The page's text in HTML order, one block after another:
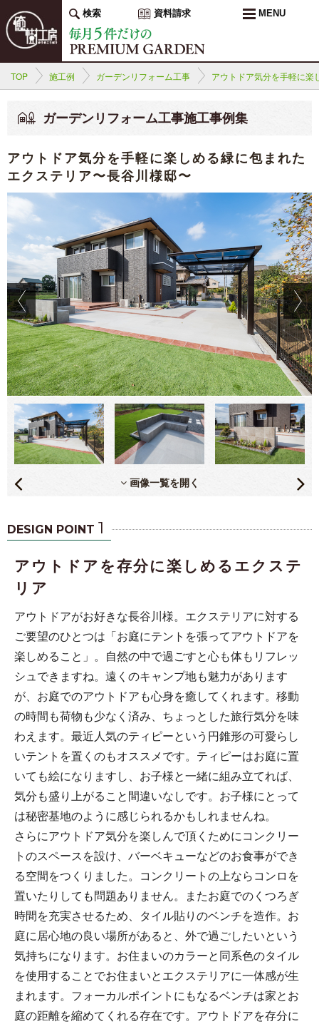
検索 資料請求 MENU
TOP 施工例 ガーデンリフォーム工事 アウトドア気分を手軽に楽
ガーデンリフォーム工事施工事例集
アウトドア気分を手軽に楽しめる緑に包まれた
エクステリア〜長谷川様邸〜
画像一覧を開く
DESIGN POINT 1
アウトドアを存分に楽しめるエクステ
リア
アウトドアがお好きな長谷川様。エクステリアに対する
ご要望のひとつは「お庭にテントを張ってアウトドアを
楽しめること」。自然の中で過ごすと心も体もリフレッ
シュできますね。遠くのキャンプ地も魅力があります
が、お庭でのアウトドアも心身を癒してくれます。移動
の時間も荷物も少なく済み、ちょっとした旅行気分を味
わえます。最近人気のティピーという円錐形の可愛らし
いテントを置くのもオススメです。ティピーはお庭に置
いても絵になりますし、お子様と一緒に組み立てれば、
気分も盛り上がること間違いなしです。お子様にとって
は秘密基地のように感じられるかもしれませんね。
さらにアウトドア気分を楽しんで頂くためにコンクリー
トのスペースを設け、バーベキューなどのお食事ができ
る空間をつくりました。コンクリートの上ならコンロを
置いたりしても問題ありません。またお庭でのくつろぎ
時間を充実させるため、タイル貼りのベンチを造作。お
庭に居心地の良い場所があると、外で過ごしたいという
気持ちになります。お住まいのカラーと同系色のタイル
を使用することでお住まいとエクステリアに一体感が生
まれます。フォーカルポイントにもなるベンチは家とお
庭の距離を縮めてくれる存在です。アウトドアを存分に